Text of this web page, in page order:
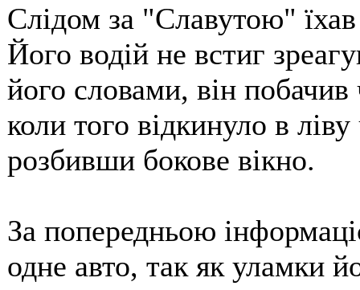
Слідом за "Славутою"
Його водій не встиг
його словами, він
коли того відкинуло в
розбивши бокове вікно.
За попередньою
одне авто, так як уламки